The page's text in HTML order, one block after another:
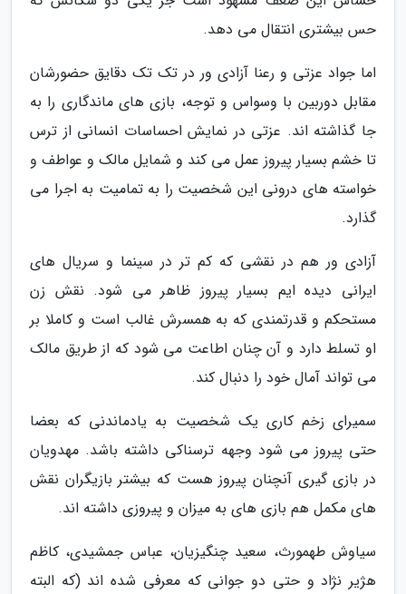
حس بیشتری انتقال می دهد.
اما جواد عزتی و رعنا آزادی ور در تک تک دقایق حضورشان
مقابل دوربین با وسواس و توجه، بازی های ماندگاری را به
جا گذاشته اند. عزتی در نمایش احساسات انسانی از ترس
تا خشم بسیار پیروز عمل می کند و شمایل مالک و عواطف و
خواسته های درونی این شخصیت را به تمامیت به اجرا می
گذارد.
آزادی ور هم در نقشی که کم تر در سینما و سریال های
ایرانی دیده ایم بسیار پیروز ظاهر می شود. نقش زن
مستحکم و قدرتمندی که به همسرش غالب است و کاملا بر
او تسلط دارد و آن چنان اطاعت می شود که از طریق مالک
می تواند آمال خود را دنبال کند.
سمیرای زخم کاری یک شخصیت به یادماندنی که بعضا
حتی پیروز می شود وجهه ترسناکی داشته باشد. مهدویان
در بازی گیری آنچنان پیروز هست که بیشتر بازیگران نقش
های مکمل هم بازی های به میزان و پیروزی داشته اند.
سیاوش طهمورث، سعید چنگیزیان، عباس جمشیدی، کاظم
هژیر نژاد و حتی دو جوانی که معرفی شده اند (که البته